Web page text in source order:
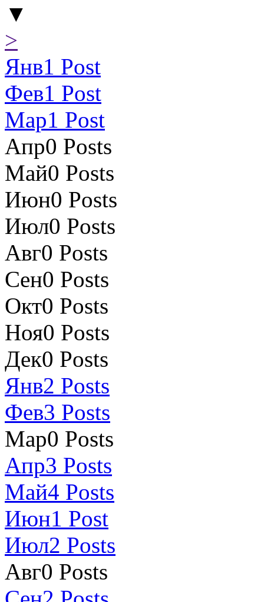
▼
>
Янв1 Post
Фев1 Post
Мар1 Post
Апр0 Posts
Май0 Posts
Июн0 Posts
Июл0 Posts
Авг0 Posts
Сен0 Posts
Окт0 Posts
Ноя0 Posts
Дек0 Posts
Янв2 Posts
Фев3 Posts
Мар0 Posts
Апр3 Posts
Май4 Posts
Июн1 Post
Июл2 Posts
Авг0 Posts